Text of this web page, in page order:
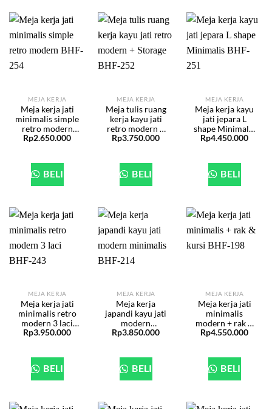
MEJA KERJA
Meja kerja jati
minimalis simple
retro modern
BHF-254
Rp2.650.000
BELI
MEJA KERJA
Meja tulis ruang
kerja kayu jati
retro modern +
Storage BHF-
Rp3.750.000
BELI
MEJA KERJA
Meja kerja kayu
jati jepara L
shape Minimalis
BHF-251
Rp4.450.000
BELI
MEJA KERJA
Meja kerja jati
minimalis retro
modern 3 laci
BHF-243
Rp3.950.000
BELI
MEJA KERJA
Meja kerja
japandi kayu jati
modern
minimalis BHF-
Rp3.850.000
BELI
MEJA KERJA
Meja kerja jati
minimalis
modern + rak &
kursi BHF-198
Rp4.550.000
BELI